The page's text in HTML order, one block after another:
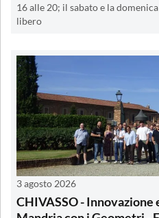
16 alle 20; il sabato e la
libero
3 agosto 2026
CHIVASSO -